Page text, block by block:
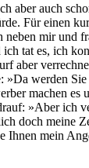
aber auch
Für einen
mir und
tat es, ich
aber
werden Sie
machen es
»Aber ich
doch meine
Ihnen mein